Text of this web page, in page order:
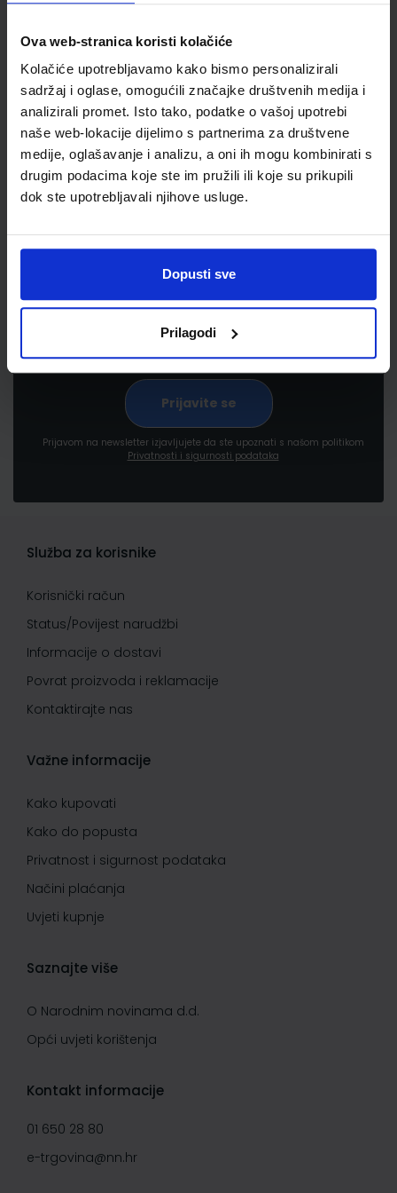
Ova web-stranica koristi kolačiće
Kolačiće upotrebljavamo kako bismo personalizirali
sadržaj i oglase, omogućili značajke društvenih medija i
analizirali promet. Isto tako, podatke o vašoj upotrebi
naše web-lokacije dijelimo s partnerima za društvene
medije, oglašavanje i analizu, a oni ih mogu kombinirati s
drugim podacima koje ste im pružili ili koje su prikupili
dok ste upotrebljavali njihove usluge.
Dopusti sve
Prilagodi
Newsletter prijava
Prijavite se kako bi primali informacije o novim
proizvodima i uslugama, akcijama i drugim
Prijavom na newsletter izjavljujete da ste upoznati s našom politikom
Privatnosti i sigurnosti podataka
Služba za korisnike
Korisnički račun
Status/Povijest narudžbi
Informacije o dostavi
Povrat proizvoda i reklamacije
Kontaktirajte nas
Važne informacije
Kako kupovati
Kako do popusta
Privatnost i sigurnost podataka
Načini plaćanja
Uvjeti kupnje
Saznajte više
O Narodnim novinama d.d.
Opći uvjeti korištenja
Kontakt informacije
01 650 28 80
e-trgovina@nn.hr